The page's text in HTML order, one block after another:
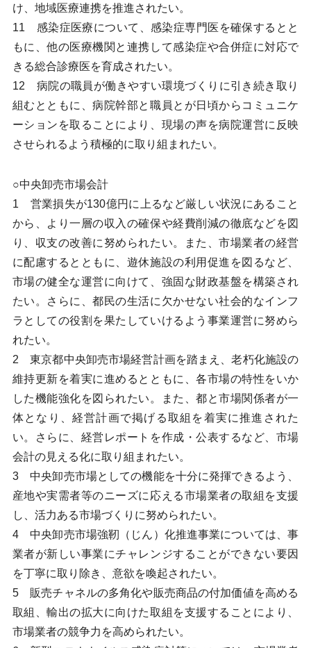
け、地域医療連携を推進されたい。
11 感染症医療について、感染症専門医を確保するとと
もに、他の医療機関と連携して感染症や合併症に対応で
きる総合診療医を育成されたい。
12 病院の職員が働きやすい環境づくりに引き続き取り
組むとともに、病院幹部と職員とが日頃からコミュニケ
ーションを取ることにより、現場の声を病院運営に反映
させられるよう積極的に取り組まれたい。
○中央卸売市場会計
1 営業損失が130億円に上るなど厳しい状況にあること
から、より一層の収入の確保や経費削減の徹底などを図
り、収支の改善に努められたい。また、市場業者の経営
に配慮するとともに、遊休施設の利用促進を図るなど、
市場の健全な運営に向けて、強固な財政基盤を構築され
たい。さらに、都民の生活に欠かせない社会的なインフ
ラとしての役割を果たしていけるよう事業運営に努めら
れたい。
2 東京都中央卸売市場経営計画を踏まえ、老朽化施設の
維持更新を着実に進めるとともに、各市場の特性をいか
した機能強化を図られたい。また、都と市場関係者が一
体となり、経営計画で掲げる取組を着実に推進された
い。さらに、経営レポートを作成・公表するなど、市場
会計の見える化に取り組まれたい。
3 中央卸売市場としての機能を十分に発揮できるよう、
産地や実需者等のニーズに応える市場業者の取組を支援
し、活力ある市場づくりに努められたい。
4 中央卸売市場強靭（じん）化推進事業については、事
業者が新しい事業にチャレンジすることができない要因
を丁寧に取り除き、意欲を喚起されたい。
5 販売チャネルの多角化や販売商品の付加価値を高める
取組、輸出の拡大に向けた取組を支援することにより、
市場業者の競争力を高められたい。